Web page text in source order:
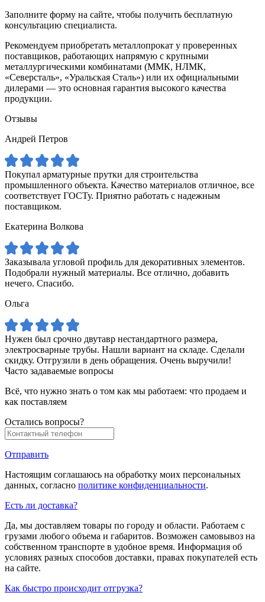
Заполните форму на сайте, чтобы получить бесплатную
консультацию специалиста.
Рекомендуем приобретать металлопрокат у проверенных
поставщиков, работающих напрямую с крупными
металлургическими комбинатами (ММК, НЛМК,
«Северсталь», «Уральская Сталь») или их официальными
дилерами — это основная гарантия высокого качества
продукции.
Отзывы
Андрей Петров
Покупал арматурные прутки для строительства
промышленного объекта. Качество материалов отличное, все
соответствует ГОСТу. Приятно работать с надежным
поставщиком.
Екатерина Волкова
Заказывала угловой профиль для декоративных элементов.
Подобрали нужный материалы. Все отлично, добавить
нечего. Спасибо.
Ольга
Нужен был срочно двутавр нестандартного размера,
электросварные трубы. Нашли вариант на складе. Сделали
скидку. Отгрузили в день обращения. Очень выручили!
Часто задаваемые вопросы
Всё, что нужно знать о том как мы работаем: что продаем и
как поставляем
Остались вопросы?
Отправить
Настоящим соглашаюсь на обработку моих персональных
данных, согласно политике конфиденциальности.
Есть ли доставка?
Да, мы доставляем товары по городу и области. Работаем с
грузами любого объема и габаритов. Возможен самовывоз на
собственном транспорте в удобное время. Информация об
условиях разных способов доставки, правах покупателей есть
на сайте.
Как быстро происходит отгрузка?